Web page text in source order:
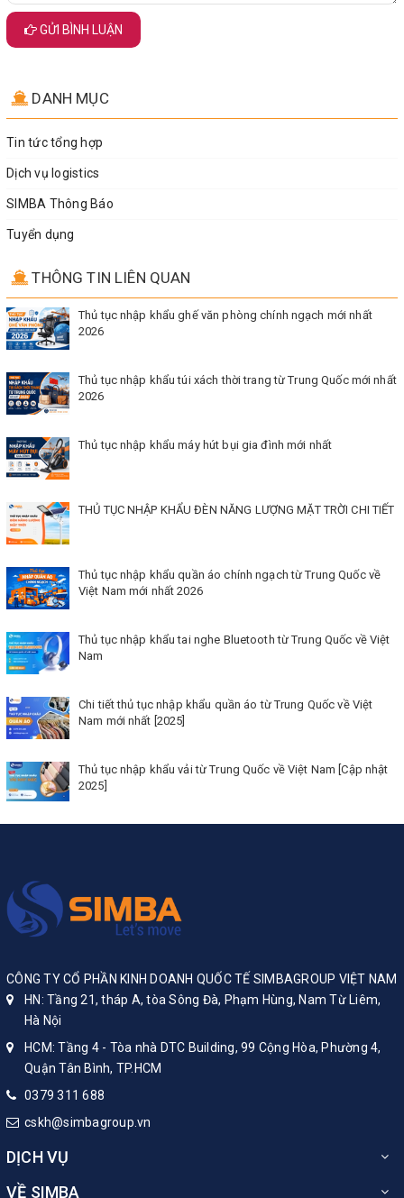
GỬI BÌNH LUẬN
DANH MỤC
Tin tức tổng hợp
Dịch vụ logistics
SIMBA Thông Báo
Tuyển dụng
THÔNG TIN LIÊN QUAN
Thủ tục nhập khẩu ghế văn phòng chính ngạch mới nhất
2026
Thủ tục nhập khẩu túi xách thời trang từ Trung Quốc mới nhất
2026
Thủ tục nhập khẩu máy hút bụi gia đình mới nhất
THỦ TỤC NHẬP KHẨU ĐÈN NĂNG LƯỢNG MẶT TRỜI CHI TIẾT
Thủ tục nhập khẩu quần áo chính ngạch từ Trung Quốc về
Việt Nam mới nhất 2026
Thủ tục nhập khẩu tai nghe Bluetooth từ Trung Quốc về Việt
Nam
Chi tiết thủ tục nhập khẩu quần áo từ Trung Quốc về Việt
Nam mới nhất [2025]
Thủ tục nhập khẩu vải từ Trung Quốc về Việt Nam [Cập nhật
2025]
CÔNG TY CỔ PHẦN KINH DOANH QUỐC TẾ SIMBAGROUP VIỆT NAM
HN: Tầng 21, tháp A, tòa Sông Đà, Phạm Hùng, Nam Từ Liêm,
Hà Nội
HCM: Tầng 4 - Tòa nhà DTC Building, 99 Cộng Hòa, Phường 4,
Quận Tân Bình, TP.HCM
0379 311 688
cskh@simbagroup.vn
DỊCH VỤ
VỀ SIMBA